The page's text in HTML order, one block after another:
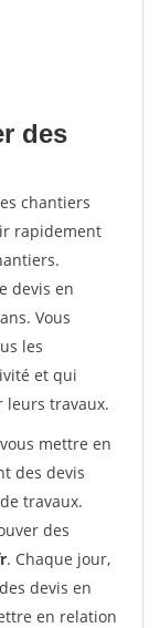
des
chantiers
rapidement
devis en
Vous
les
et qui
leurs travaux.
mettre en
des devis
travaux.
des
. Chaque jour,
devis en
en relation